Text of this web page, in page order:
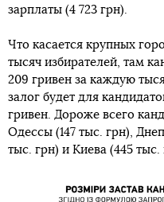
зарплаты (4 723 грн).
Что касается крупных
тысяч избирателей, там
209 гривен за каждую
залог будет для
гривен. Дороже всего
Одессы (147 тыс. грн),
тыс. грн) и Киева (445 тыс.